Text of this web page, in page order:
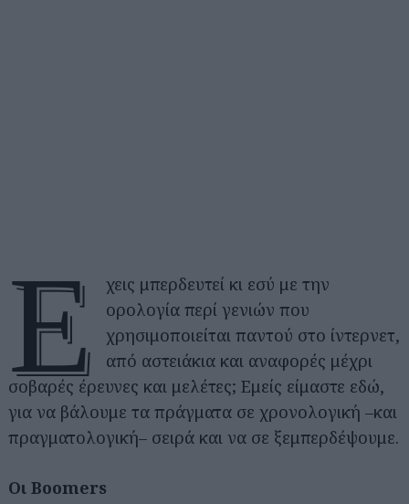
Έ
χεις μπερδευτεί κι εσύ με την
ορολογία περί γενιών που
χρησιμοποιείται παντού στο ίντερνετ,
από αστειάκια και αναφορές μέχρι
σοβαρές έρευνες και μελέτες; Εμείς είμαστε εδώ,
για να βάλουμε τα πράγματα σε χρονολογική –και
πραγματολογική– σειρά και να σε ξεμπερδέψουμε.
Οι Boomers